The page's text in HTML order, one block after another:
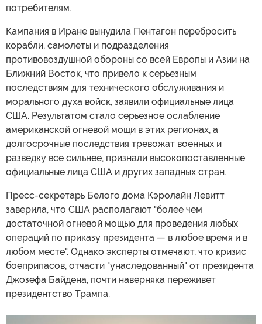
потребителям.
Кампания в Иране вынудила Пентагон перебросить
корабли, самолеты и подразделения
противовоздушной обороны со всей Европы и Азии на
Ближний Восток, что привело к серьезным
последствиям для технического обслуживания и
морального духа войск, заявили официальные лица
США. Результатом стало серьезное ослабление
американской огневой мощи в этих регионах, а
долгосрочные последствия тревожат военных и
разведку все сильнее, признали высокопоставленные
официальные лица США и других западных стран.
Пресс-секретарь Белого дома Кэролайн Левитт
заверила, что США располагают "более чем
достаточной огневой мощью для проведения любых
операций по приказу президента — в любое время и в
любом месте". Однако эксперты отмечают, что кризис
боеприпасов, отчасти "унаследованный" от президента
Джозефа Байдена, почти наверняка переживет
президентство Трампа.